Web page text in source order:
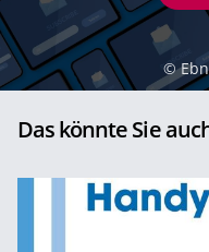
©
Das könnte Sie